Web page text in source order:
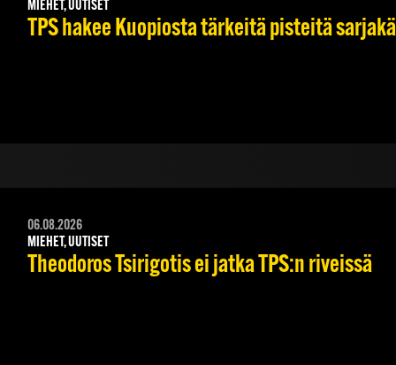
MIEHET, UUTISET
TPS hakee Kuopiosta tärkeitä pisteitä
06.08.2026
MIEHET, UUTISET
Theodoros Tsirigotis ei jatka TPS:n riveissä